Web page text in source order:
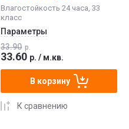
Влагостойкость 24 часа, 33
класс
Параметры
33.90 р.
33.60 р. / м.кв.
В корзину
К сравнению